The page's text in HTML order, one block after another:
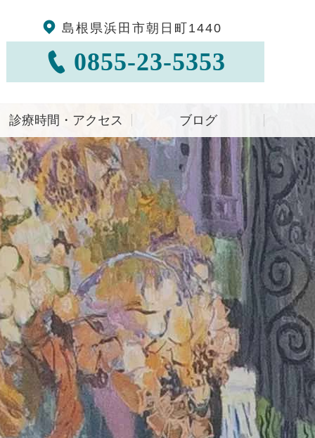
島根県浜田市朝日町1440
0855-23-5353
診療時間・アクセス ブログ